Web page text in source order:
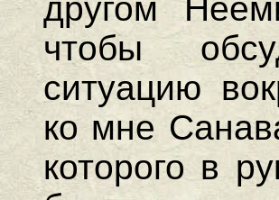
другом
чтобы
ситуацию
ко мне
которого в